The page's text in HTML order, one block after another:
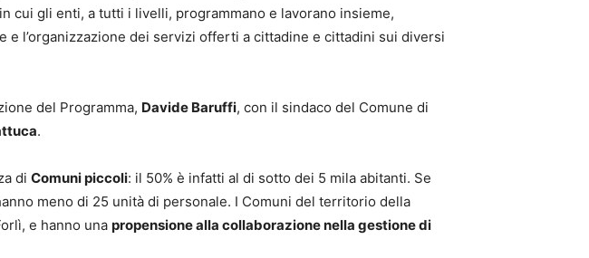
cui gli enti, a tutti i livelli, programmano e lavorano insieme,
l’organizzazione dei servizi offerti a cittadine e cittadini sui diversi
del Programma, Davide Baruffi, con il sindaco del Comune di
.
di Comuni piccoli: il 50% è infatti al di sotto dei 5 mila abitanti. Se
meno di 25 unità di personale. I Comuni del territorio della
e hanno una propensione alla collaborazione nella gestione di